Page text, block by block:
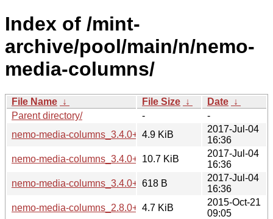
Index of /mint-
archive/pool/main/n/nemo-
media-columns/
File Name ↓ File Size ↓ Date ↓
Parent directory/
-
-
nemo-media-columns_3.4.0+betsy_all.deb
4.9 KiB
2017-Jul-04
16:36
nemo-media-columns_3.4.0+betsy.tar.xz
10.7 KiB
2017-Jul-04
16:36
nemo-media-columns_3.4.0+betsy.dsc
618 B
2017-Jul-04
16:36
nemo-media-columns_2.8.0+rosa_all.deb
4.7 KiB
2015-Oct-21
09:05